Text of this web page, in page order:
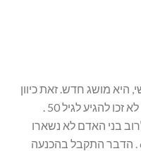
היא מושג חדש. זאת כיוון
שעד לפני כ-100 שנה רוב בני האדם לא זכו להגיע לגיל 50 .
בני האדם לא נשארו
שיניים טבעיות בפה בהגיעם לגיל 60 . הדבר התקבל בהכנעה